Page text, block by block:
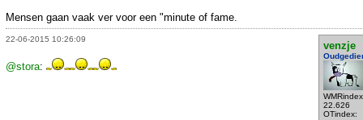
Mensen gaan vaak ver voor een "minute of fame.
22-06-2015 10:26:09
venzje
22.626
OTindex:
@stora: